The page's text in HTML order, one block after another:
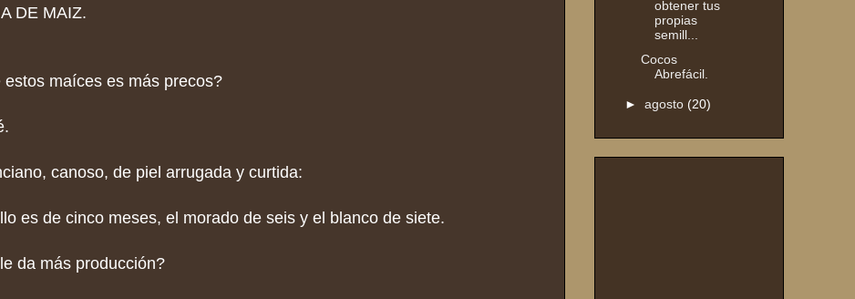
DE MAIZ.
estos maíces es más precos?
canoso, de piel arrugada y curtida:
es de cinco meses, el morado de seis y el blanco de siete.
da más producción?
obtener tus
propias
semill...
Cocos
Abrefácil.
► agosto (20)